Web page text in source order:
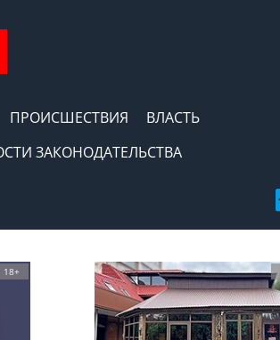
ПРОИСШЕСТВИЯ
ВЛАСТЬ
ЗАКОНОДАТЕЛЬСТВА
18+